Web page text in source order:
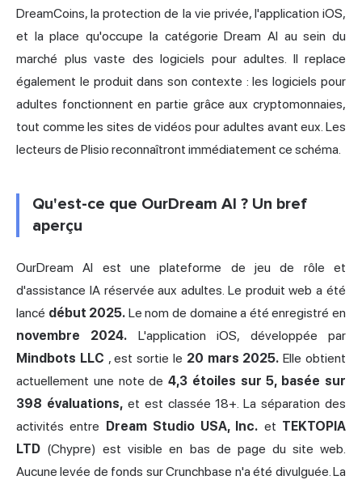
DreamCoins, la protection de la vie privée, l'application iOS,
et la place qu'occupe la catégorie Dream AI au sein du
marché plus vaste des logiciels pour adultes. Il replace
également le produit dans son contexte : les logiciels pour
adultes fonctionnent en partie grâce aux cryptomonnaies,
tout comme les sites de vidéos pour adultes avant eux. Les
lecteurs de Plisio reconnaîtront immédiatement ce schéma.
Qu'est-ce que OurDream AI ? Un bref
aperçu
OurDream AI est une plateforme de jeu de rôle et
d'assistance IA réservée aux adultes. Le produit web a été
lancé début 2025. Le nom de domaine a été enregistré en
novembre 2024. L'application iOS, développée par
Mindbots LLC , est sortie le 20 mars 2025. Elle obtient
actuellement une note de4,3 étoiles sur 5, basée sur
398 évaluations,et est classée 18+. La séparation des
activités entre Dream Studio USA, Inc. et TEKTOPIA
LTD (Chypre) est visible en bas de page du site web.
Aucune levée de fonds sur Crunchbase n'a été divulguée. La